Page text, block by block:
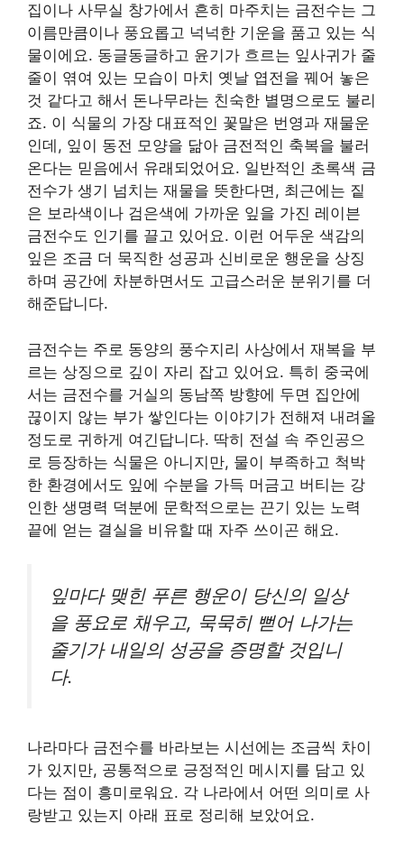
집이나 사무실 창가에서 흔히 마주치는 금전수는 그
이름만큼이나 풍요롭고 넉넉한 기운을 품고 있는 식
물이에요. 동글동글하고 윤기가 흐르는 잎사귀가 줄
줄이 엮여 있는 모습이 마치 옛날 엽전을 꿰어 놓은
것 같다고 해서 돈나무라는 친숙한 별명으로도 불리
죠. 이 식물의 가장 대표적인 꽃말은 번영과 재물운
인데, 잎이 동전 모양을 닮아 금전적인 축복을 불러
온다는 믿음에서 유래되었어요. 일반적인 초록색 금
전수가 생기 넘치는 재물을 뜻한다면, 최근에는 짙
은 보라색이나 검은색에 가까운 잎을 가진 레이븐
금전수도 인기를 끌고 있어요. 이런 어두운 색감의
잎은 조금 더 묵직한 성공과 신비로운 행운을 상징
하며 공간에 차분하면서도 고급스러운 분위기를 더
해준답니다.
금전수는 주로 동양의 풍수지리 사상에서 재복을 부
르는 상징으로 깊이 자리 잡고 있어요. 특히 중국에
서는 금전수를 거실의 동남쪽 방향에 두면 집안에
끊이지 않는 부가 쌓인다는 이야기가 전해져 내려올
정도로 귀하게 여긴답니다. 딱히 전설 속 주인공으
로 등장하는 식물은 아니지만, 물이 부족하고 척박
한 환경에서도 잎에 수분을 가득 머금고 버티는 강
인한 생명력 덕분에 문학적으로는 끈기 있는 노력
끝에 얻는 결실을 비유할 때 자주 쓰이곤 해요.
잎마다 맺힌 푸른 행운이 당신의 일상
을 풍요로 채우고, 묵묵히 뻗어 나가는
줄기가 내일의 성공을 증명할 것입니
다.
나라마다 금전수를 바라보는 시선에는 조금씩 차이
가 있지만, 공통적으로 긍정적인 메시지를 담고 있
다는 점이 흥미로워요. 각 나라에서 어떤 의미로 사
랑받고 있는지 아래 표로 정리해 보았어요.